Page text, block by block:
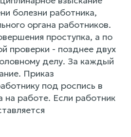
болезни работника,
органа работников.
проступка, а по
проверки - позднее двух
делу. За каждый
Приказ
под роспись в
на работе. Если работник